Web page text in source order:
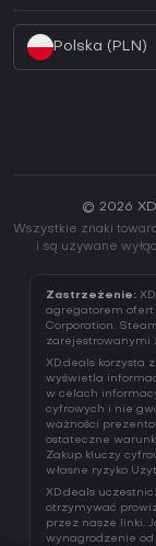
Polska (PLN)
© 2026
Wszystkie znaki
i są używane
Zastrzeżenie:
agregatorem ofert
Corporation.
zarejestrowanymi
XD.deals korzysta
wyświetla
w celach
cyfrowych i nie
ważności
ostateczne
Zakup kluczy
własne ryzyko
XD.deals
otrzymywać
przez nasze linki.
wynagrodzenie od